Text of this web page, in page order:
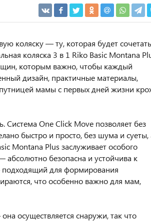
коляску — ту, которая будет
коляска 3 в 1 Riko Basic Montana
которым важно, чтобы каждый
дизайн, практичные материалы,
мамы с первых дней жизни
Система One Click Move позволяет без
быстро и просто, без шума и суеты,
Montana Plus заслуживает особого
абсолютно безопасна и устойчива к
для формирования
что особенно важно для мам,
осуществляется снаружи, так что